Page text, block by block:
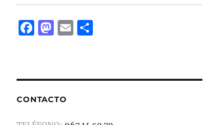
F
e
o
M
o
o
E
l
p
CONTACTO